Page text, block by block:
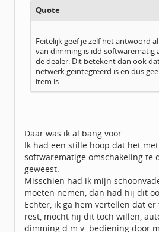
Quote
Feitelijk geef je zelf het antwoord
van dimming is idd softwarematig
de dealer. Dit betekent dan ook
netwerk geintegreerd is en dus
item is.
Daar was ik al bang voor.
Ik had een stille hoop dat het
softwarematige omschakeling te
geweest.
Misschien had ik mijn
moeten nemen, dan had hij dit
Echter, ik ga hem vertellen dat
rest, mocht hij dit toch willen,
dimming d.m.v. bediening door